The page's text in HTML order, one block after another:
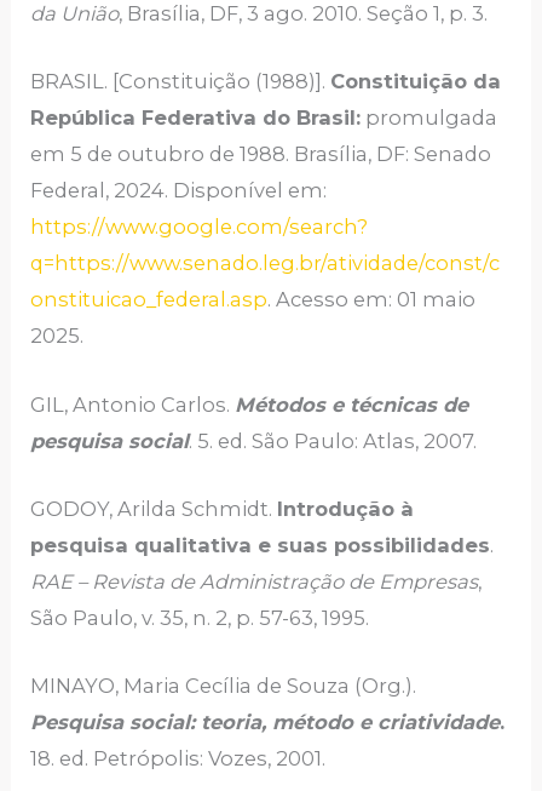
da União, Brasília, DF, 3 ago. 2010. Seção 1, p. 3.
BRASIL. [Constituição (1988)]. Constituição da
República Federativa do Brasil: promulgada
em 5 de outubro de 1988. Brasília, DF: Senado
Federal, 2024. Disponível em:
https://www.google.com/search?
q=https://www.senado.leg.br/atividade/const/c
onstituicao_federal.asp. Acesso em: 01 maio
2025.
GIL, Antonio Carlos. Métodos e técnicas de
pesquisa social. 5. ed. São Paulo: Atlas, 2007.
GODOY, Arilda Schmidt. Introdução à
pesquisa qualitativa e suas possibilidades.
RAE – Revista de Administração de Empresas,
São Paulo, v. 35, n. 2, p. 57-63, 1995.
MINAYO, Maria Cecília de Souza (Org.).
Pesquisa social: teoria, método e criatividade.
18. ed. Petrópolis: Vozes, 2001.